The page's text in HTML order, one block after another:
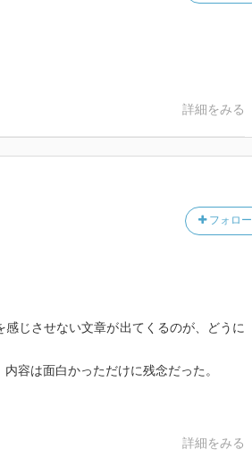
詳細をみる
フォロー
じさせない文章が出てくるのが、どうに
容は面白かっただけに残念だった。
詳細をみる